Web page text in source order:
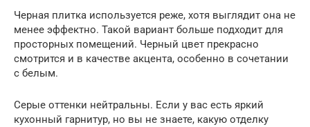
Черная плитка используется реже, хотя выглядит она не
менее эффектно. Такой вариант больше подходит для
просторных помещений. Черный цвет прекрасно
смотрится и в качестве акцента, особенно в сочетании
с белым.
Серые оттенки нейтральны. Если у вас есть яркий
кухонный гарнитур, но вы не знаете, какую отделку